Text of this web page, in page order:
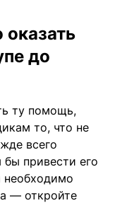
до
ту помощь,
то, что не
всего
бы привести его
необходимо
— откройте